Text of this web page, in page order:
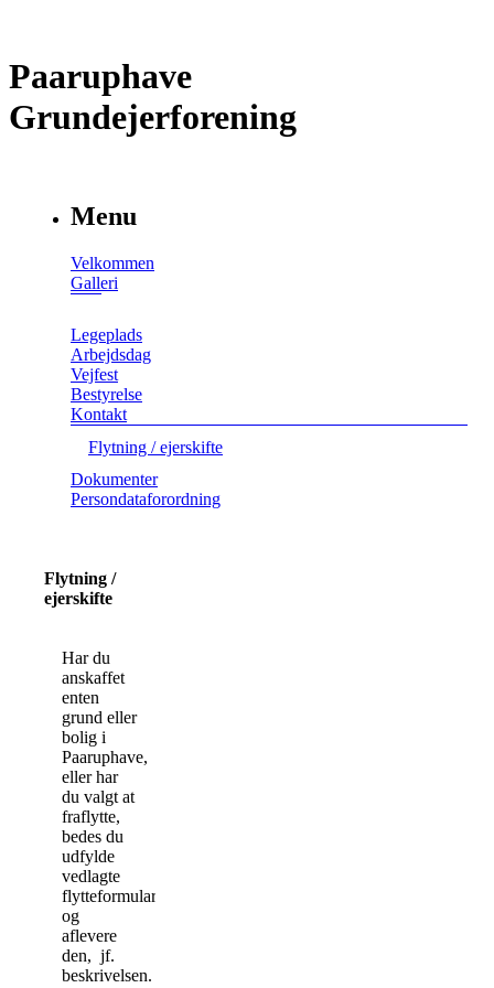
Paaruphave
Grundejerforening
Menu
Velkommen
Galleri
Legeplads
Arbejdsdag
Vejfest
Bestyrelse
Kontakt
Flytning / ejerskifte
Dokumenter
Persondataforordning
Flytning /
ejerskifte
Har du
anskaffet
enten
grund eller
bolig i
Paaruphave,
eller har
du valgt at
fraflytte,
bedes du
udfylde
vedlagte
flytteformular
og
aflevere
den, jf.
beskrivelsen.